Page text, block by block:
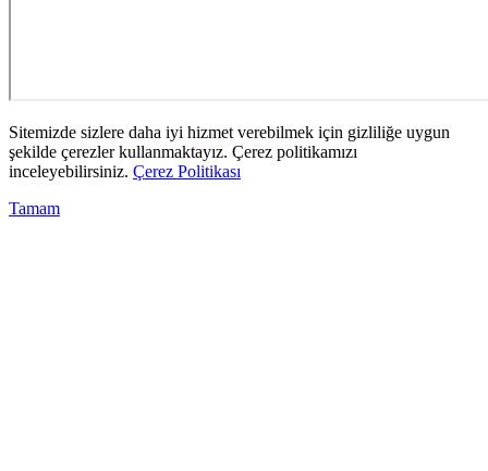
Sitemizde sizlere daha iyi hizmet verebilmek için gizliliğe uygun
şekilde çerezler kullanmaktayız. Çerez politikamızı
inceleyebilirsiniz. Çerez Politikası
Tamam